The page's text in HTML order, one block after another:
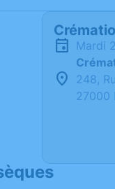
248,
27000